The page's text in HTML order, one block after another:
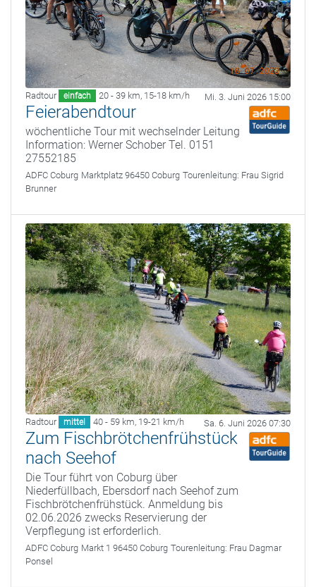
Radtour einfach 20 - 39 km, 15-18 km/h Mi. 3. Juni 2026 15:00
Feierabendtour
wöchentliche Tour mit wechselnder Leitung
Information: Werner Schober Tel. 0151
27552185
ADFC Coburg Marktplatz 96450 Coburg Tourenleitung: Frau Sigrid
Brunner
Radtour mittel 40 - 59 km, 19-21 km/h Sa. 6. Juni 2026 07:30
Zum Fischbrötchenfrühstück
nach Seehof
Die Tour führt von Coburg über
Niederfüllbach, Ebersdorf nach Seehof zum
Fischbrötchenfrühstück. Anmeldung bis
02.06.2026 zwecks Reservierung der
Verpflegung ist erforderlich.
ADFC Coburg Markt 1 96450 Coburg Tourenleitung: Frau Dagmar
Ponsel